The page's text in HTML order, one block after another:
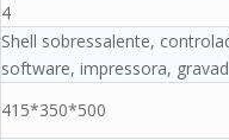
4
Shell sobressalente,
software, impressora,
415*350*500